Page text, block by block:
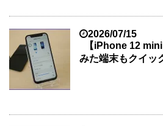
2026/07/15
【iPhone 12
みた端末もクイッ